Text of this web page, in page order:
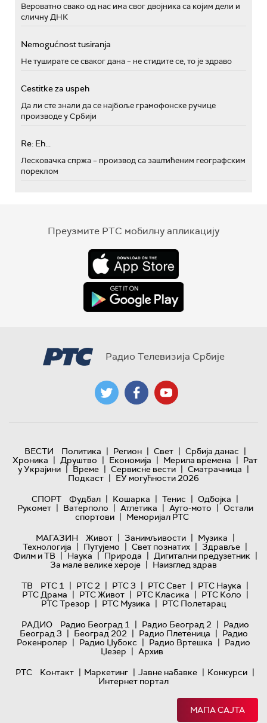
Вероватно свако од нас има свог двојника са којим дели и
сличну ДНК
Nemogućnost tusiranja
Не туширате се сваког дана – не стидите се, то је здраво
Cestitke za uspeh
Да ли сте знали да се најбоље грамофонске ручице
производе у Србији
Re: Eh...
Лесковачка спржа – производ са заштићеним географским
пореклом
Преузмите РТС мобилну апликацију
Радио Телевизија Србије
ВЕСТИ Политика | Регион | Свет | Србија данас |
Хроника | Друштво | Економија | Мерила времена | Рат
у Украјини | Време | Сервисне вести | Сматрачница |
Подкаст | ЕУ могућности 2026
СПОРТ
Фудбал | Кошарка | Тенис | Одбојка |
Рукомет | Ватерполо | Атлетика | Ауто-мото | Остали
спортови | Меморијал РТС
МАГАЗИН
Живот | Занимљивости | Музика |
Технологијa | Путујемо | Свет познатих | Здравље |
Филм и ТВ | Наука | Природа | Дигитални предузетник |
За мале велике хероје | Наизглед здрав
ТВ
РТС 1 | РТС 2 | РТС 3 | РТС Свет | РТС Наука |
РТС Драма | РТС Живот | РТС Класика | РТС Коло |
РТС Трезор | РТС Музика | РТС Полетарац
РАДИО
Радио Београд 1 | Радио Београд 2 | Радио
Београд 3 | Београд 202 | Радио Плетеница | Радио
Рокенролер | Радио Џубокс | Радио Вртешка | Радио
Џезер | Архив
РТС
Контакт | Маркетинг | Јавне набавке | Конкурси |
Интернет портал
МАПА САЈТА